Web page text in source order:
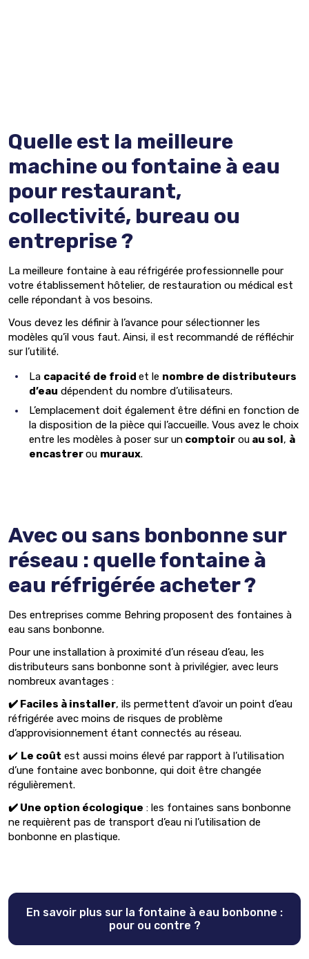
Quelle est la meilleure
machine ou fontaine à eau
pour restaurant,
collectivité, bureau ou
entreprise ?
La meilleure fontaine à eau réfrigérée professionnelle pour
votre établissement hôtelier, de restauration ou médical est
celle répondant à vos besoins.
Vous devez les définir à l’avance pour sélectionner les
modèles qu’il vous faut. Ainsi, il est recommandé de réfléchir
sur l’utilité.
La capacité de froid et le nombre de distributeurs
d’eau dépendent du nombre d’utilisateurs.
L’emplacement doit également être défini en fonction de
la disposition de la pièce qui l’accueille. Vous avez le choix
entre les modèles à poser sur un comptoir ou au sol , à
encastrerou muraux.
Avec ou sans bonbonne sur
réseau : quelle fontaine à
eau réfrigérée acheter ?
Des entreprises comme Behring proposent des fontaines à
eau sans bonbonne.
Pour une installation à proximité d’un réseau d’eau, les
distributeurs sans bonbonne sont à privilégier, avec leurs
nombreux avantages :
✔️ Faciles à installer, ils permettent d’avoir un point d’eau
réfrigérée avec moins de risques de problème
d’approvisionnement étant connectés au réseau.
✔️ Le coût est aussi moins élevé par rapport à l’utilisation
d’une fontaine avec bonbonne, qui doit être changée
régulièrement.
✔️ Une option écologique : les fontaines sans bonbonne
ne requièrent pas de transport d’eau ni l’utilisation de
bonbonne en plastique.
En savoir plus sur la fontaine à eau bonbonne :
pour ou contre ?